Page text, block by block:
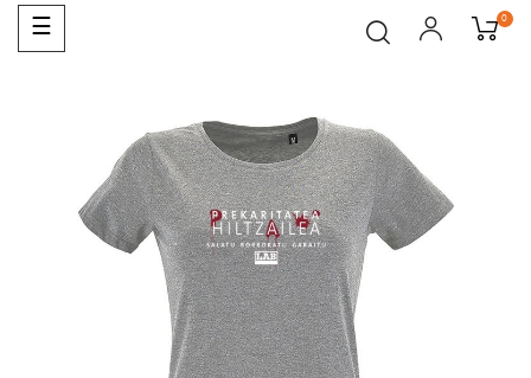
Navegación
de
☰ 0